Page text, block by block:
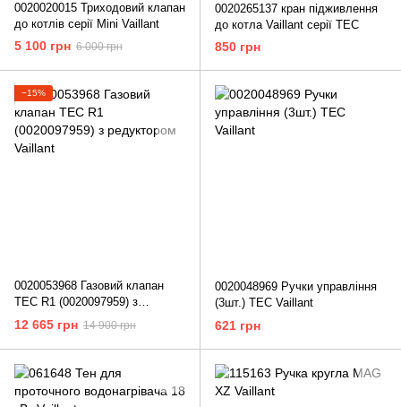
0020020015 Триходовий клапан
до котлів серії Mini Vaillant
5 100 грн 6 000 грн
0020265137 кран підживлення
до котла Vaillant серії TEC
850 грн
−15%
0020053968 Газовий клапан
TEC R1 (0020097959) з
редуктором Vaillant
12 665 грн 14 900 грн
0020048969 Ручки управління
(3шт.) TEC Vaillant
621 грн